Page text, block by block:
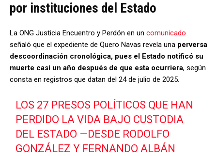
por instituciones del Estado
La ONG Justicia Encuentro y Perdón en un comunicado
señaló que el expediente de Quero Navas revela una perversa
descoordinación cronológica, pues el Estado notificó su
muerte casi un año después de que esta ocurriera, según
consta en registros que datan del 24 de julio de 2025.
LOS 27 PRESOS POLÍTICOS QUE HAN
PERDIDO LA VIDA BAJO CUSTODIA
DEL ESTADO —DESDE RODOLFO
GONZÁLEZ Y FERNANDO ALBÁN